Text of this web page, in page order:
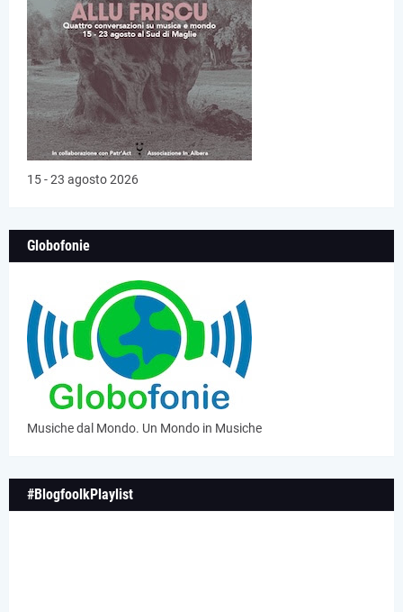
15 - 23 agosto 2026
Globofonie
Musiche dal Mondo. Un Mondo in Musiche
#BlogfoolkPlaylist